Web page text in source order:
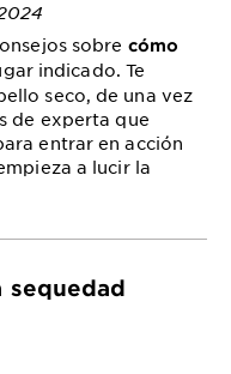
sobre cómo
indicado. Te
seco, de una vez
de experta que
entrar en acción
a lucir la
sequedad